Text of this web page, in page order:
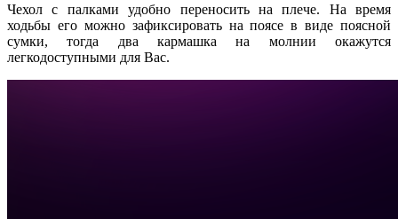
Чехол с палками удобно переносить на плече. На время
ходьбы его можно зафиксировать на поясе в виде поясной
сумки, тогда два кармашка на молнии окажутся
легкодоступными для Вас.